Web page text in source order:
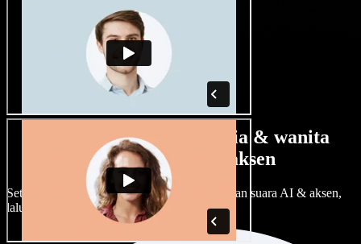
Banyak pilihan suara pria & wanita
dengan berbagai aksen
Setiap proyek bisa terdengar beda. Pilih ratusan suara AI & aksen,
lalu sesuaikan sesuka Anda.